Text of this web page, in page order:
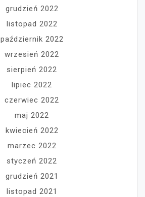
grudzień 2022
listopad 2022
październik 2022
wrzesień 2022
sierpień 2022
lipiec 2022
czerwiec 2022
maj 2022
kwiecień 2022
marzec 2022
styczeń 2022
grudzień 2021
listopad 2021